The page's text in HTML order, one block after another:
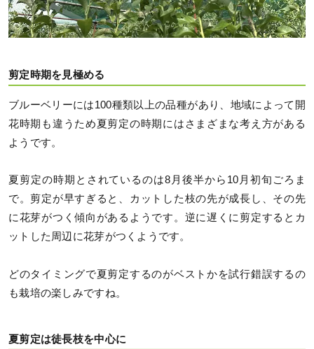
剪定時期を見極める
ブルーベリーには100種類以上の品種があり、地域によって開
花時期も違うため夏剪定の時期にはさまざまな考え方がある
ようです。
夏剪定の時期とされているのは8月後半から10月初旬ごろま
で。剪定が早すぎると、カットした枝の先が成長し、その先
に花芽がつく傾向があるようです。逆に遅くに剪定するとカ
ットした周辺に花芽がつくようです。
どのタイミングで夏剪定するのがベストかを試行錯誤するの
も栽培の楽しみですね。
夏剪定は徒長枝を中心に